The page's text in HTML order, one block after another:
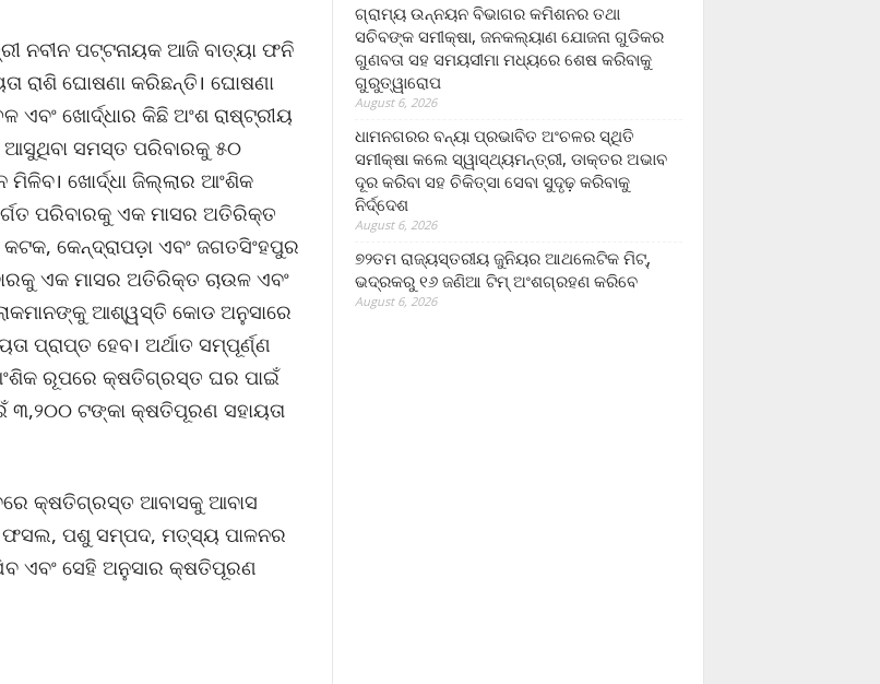
ନବୀନ ପଟ୍ଟନାୟକ ଆଜି ବାତ୍ୟା ଫନି
ରାଶି ଘୋଷଣା କରିଛନ୍ତି। ଘୋଷଣା
ଖୋର୍ଦ୍ଧାର କିଛି ଅଂଶ ରାଷ୍ଟ୍ରୀୟ
ସମସ୍ତ ପରିବାରକୁ ୫୦
ଖୋର୍ଦ୍ଧା ଜିଲ୍ଲାର ଆଂଶିକ
ପରିବାରକୁ ଏକ ମାସର ଅତିରିକ୍ତ
କେନ୍ଦ୍ରାପଡ଼ା ଏବଂ ଜଗତସିଂହପୁର
ଏକ ମାସର ଅତିରିକ୍ତ ଚାଉଳ ଏବଂ
ଆଶ୍ୱସ୍ତି କୋଡ ଅନୁସାରେ
ପ୍ରାପ୍ତ ହେବ। ଅର୍ଥାତ ସମ୍ପୂର୍ଣ୍ଣ
ରୂପରେ କ୍ଷତିଗ୍ରସ୍ତ ଘର ପାଇଁ
୩,୨୦୦ ଟଙ୍କା କ୍ଷତିପୂରଣ ସହାୟତା
କ୍ଷତିଗ୍ରସ୍ତ ଆବାସକୁ ଆବାସ
ଫସଲ, ପଶୁ ସମ୍ପଦ, ମତ୍ସ୍ୟ ପାଳନର
ଏବଂ ସେହି ଅନୁସାର କ୍ଷତିପୂରଣ
ଗ୍ରାମ୍ୟ ଉନ୍ନୟନ ବିଭାଗର କମିଶନର ତଥା
ସଚିବଙ୍କ ସମୀକ୍ଷା, ଜନକଲ୍ୟାଣ ଯୋଜନା ଗୁଡିକର
ଗୁଣବତା ସହ ସମୟସୀମା ମଧ୍ୟରେ ଶେଷ କରିବାକୁ
ଗୁରୁତ୍ୱାରୋପ
August 6, 2026
ଧାମନଗରର ବନ୍ୟା ପ୍ରଭାବିତ ଅଂଚଳର ସ୍ଥିତି
ସମୀକ୍ଷା କଲେ ସ୍ୱାସ୍ଥ୍ୟମନ୍ତ୍ରୀ, ଡାକ୍ତର ଅଭାବ
ଦୂର କରିବା ସହ ଚିକିତ୍ସା ସେବା ସୁଦୃଢ଼ କରିବାକୁ
ନିର୍ଦ୍ଦେଶ
August 6, 2026
୭୨ତମ ରାଜ୍ୟସ୍ତରୀୟ ଜୁନିୟର ଆଥଲେଟିକ ମିଟ୍‌,
ଭଦ୍ରକରୁ ୧୬ ଜଣିଆ ଟିମ୍ ଅଂଶଗ୍ରହଣ କରିବେ
August 6, 2026